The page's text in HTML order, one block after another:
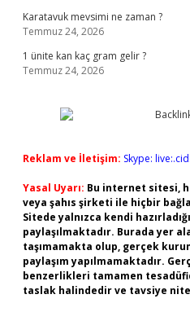
Karatavuk mevsimi ne zaman ?
Temmuz 24, 2026
1 ünite kan kaç gram gelir ?
Temmuz 24, 2026
Reklam ve İletişim: Skype:
Yasal Uyarı: Bu internet sitesi,
veya şahıs şirketi ile hiçbir
Sitede yalnızca kendi
paylaşılmaktadır. Burada yer
taşımamakta olup, gerçek
paylaşım yapılmamaktadır.
benzerlikleri tamamen
taslak halindedir ve tavsiye